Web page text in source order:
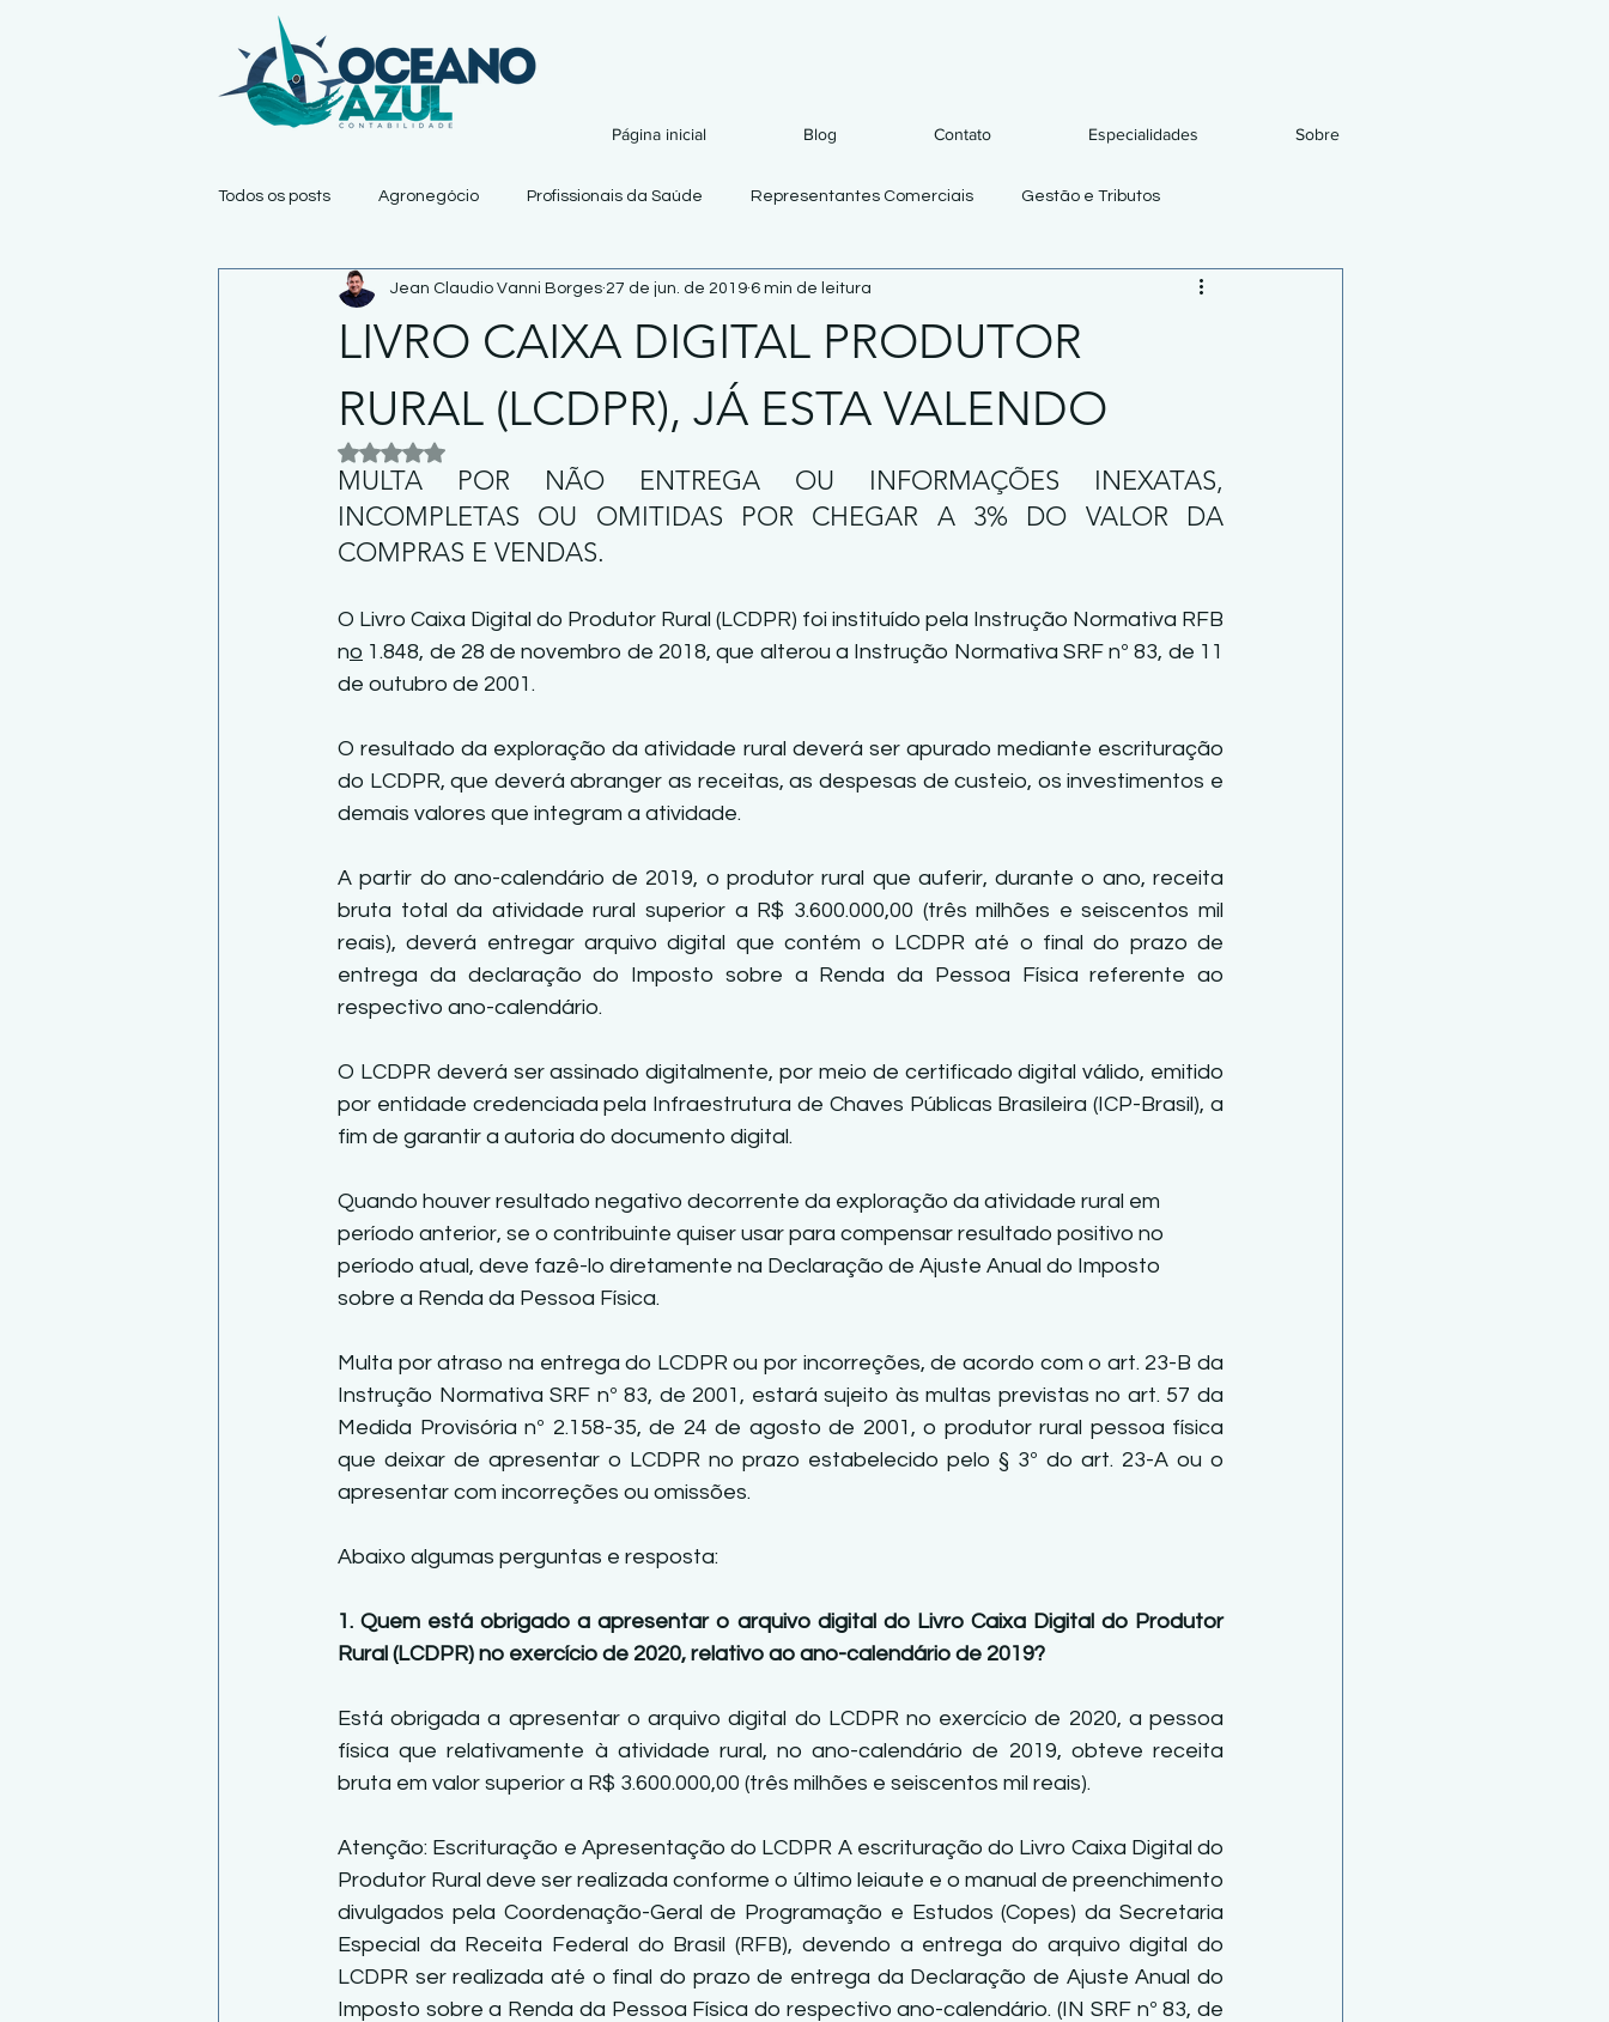
Página inicial Blog Contato Especialidades Sobre
Todos os posts Agronegócio Profissionais da Saúde Representantes Comerciais Gestão e Tributos
LIVRO CAIXA DIGITAL PRODUTOR
RURAL (LCDPR), JÁ ESTA VALENDO
Jean Claudio Vanni Borges 27 de jun. de 2019 6 min de leitura
Avaliado com NaN de 5 estrelas.
MULTA POR NÃO ENTREGA OU INFORMAÇÕES INEXATAS,
INCOMPLETAS OU OMITIDAS POR CHEGAR A 3% DO VALOR DA
COMPRAS E VENDAS.
O Livro Caixa Digital do Produtor Rural (LCDPR) foi instituído pela Instrução Normativa RFB
no 1.848, de 28 de novembro de 2018, que alterou a Instrução Normativa SRF nº 83, de 11
de outubro de 2001.
O resultado da exploração da atividade rural deverá ser apurado mediante escrituração
do LCDPR, que deverá abranger as receitas, as despesas de custeio, os investimentos e
demais valores que integram a atividade.
A partir do ano-calendário de 2019, o produtor rural que auferir, durante o ano, receita
bruta total da atividade rural superior a R$ 3.600.000,00 (três milhões e seiscentos mil
reais), deverá entregar arquivo digital que contém o LCDPR até o final do prazo de
entrega da declaração do Imposto sobre a Renda da Pessoa Física referente ao
respectivo ano-calendário.
O LCDPR deverá ser assinado digitalmente, por meio de certificado digital válido, emitido
por entidade credenciada pela Infraestrutura de Chaves Públicas Brasileira (ICP-Brasil), a
fim de garantir a autoria do documento digital.
Quando houver resultado negativo decorrente da exploração da atividade rural em
período anterior, se o contribuinte quiser usar para compensar resultado positivo no
período atual, deve fazê-lo diretamente na Declaração de Ajuste Anual do Imposto
sobre a Renda da Pessoa Física.
Multa por atraso na entrega do LCDPR ou por incorreções, de acordo com o art. 23-B da
Instrução Normativa SRF nº 83, de 2001, estará sujeito às multas previstas no art. 57 da
Medida Provisória nº 2.158-35, de 24 de agosto de 2001, o produtor rural pessoa física
que deixar de apresentar o LCDPR no prazo estabelecido pelo § 3º do art. 23-A ou o
apresentar com incorreções ou omissões.
Abaixo algumas perguntas e resposta:
1. Quem está obrigado a apresentar o arquivo digital do Livro Caixa Digital do Produtor
Rural (LCDPR) no exercício de 2020, relativo ao ano-calendário de 2019?
Está obrigada a apresentar o arquivo digital do LCDPR no exercício de 2020, a pessoa
física que relativamente à atividade rural, no ano-calendário de 2019, obteve receita
bruta em valor superior a R$ 3.600.000,00 (três milhões e seiscentos mil reais).
Atenção: Escrituração e Apresentação do LCDPR A escrituração do Livro Caixa Digital do
Produtor Rural deve ser realizada conforme o último leiaute e o manual de preenchimento
divulgados pela Coordenação-Geral de Programação e Estudos (Copes) da Secretaria
Especial da Receita Federal do Brasil (RFB), devendo a entrega do arquivo digital do
LCDPR ser realizada até o final do prazo de entrega da Declaração de Ajuste Anual do
Imposto sobre a Renda da Pessoa Física do respectivo ano-calendário. (IN SRF nº 83, de